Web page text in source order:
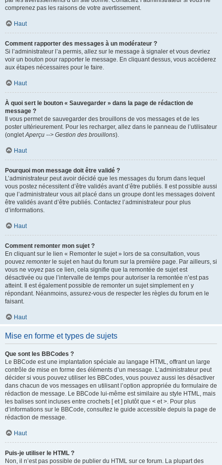
comprenez pas les raisons de votre avertissement.
Haut
Comment rapporter des messages à un modérateur ?
Si l’administrateur l’a permis, allez sur le message à signaler et vous devriez
voir un bouton pour rapporter le message. En cliquant dessus, vous accéderez
aux étapes nécessaires pour le faire.
Haut
À quoi sert le bouton « Sauvegarder » dans la page de rédaction de
message ?
Il vous permet de sauvegarder des brouillons de vos messages et de les
poster ultérieurement. Pour les recharger, allez dans le panneau de l’utilisateur
(ongletAperçu --> Gestion des brouillons).
Haut
Pourquoi mon message doit être validé ?
L’administrateur peut avoir décidé que les messages du forum dans lequel
vous postez nécessitent d’être validés avant d’être publiés. Il est possible aussi
que l’administrateur vous ait placé dans un groupe dont les messages doivent
être validés avant d’être publiés. Contactez l’administrateur pour plus
d’informations.
Haut
Comment remonter mon sujet ?
En cliquant sur le lien « Remonter le sujet » lors de sa consultation, vous
pouvez remonterle sujet en haut du forum sur la première page. Par ailleurs, si
vous ne voyez pas ce lien, cela signifie que la remontée de sujet est
désactivée ou que l’intervalle de temps pour autoriser la remontée n’est pas
atteint. Il est également possible de remonter un sujet simplement en y
répondant. Néanmoins, assurez-vous de respecter les règles du forum en le
faisant.
Haut
Mise en forme et types de sujets
Que sont les BBCodes ?
Le BBCode est une implantation spéciale au langage HTML, offrant un large
contrôle de mise en forme des éléments d’un message. L’administrateur peut
décider si vous pouvez utiliser les BBCodes, vous pouvez aussi les désactiver
dans chacun de vos messages en utilisant l’option appropriée du formulaire de
rédaction de message. Le BBCode lui-même est similaire au style HTML, mais
les balises sont incluses entre crochets [ et ] plutôt que < et >. Pour plus
d’informations sur le BBCode, consultez le guide accessible depuis la page de
rédaction de message.
Haut
Puis-je utiliser le HTML ?
Non, il n’est pas possible de publier du HTML sur ce forum. La plupart des